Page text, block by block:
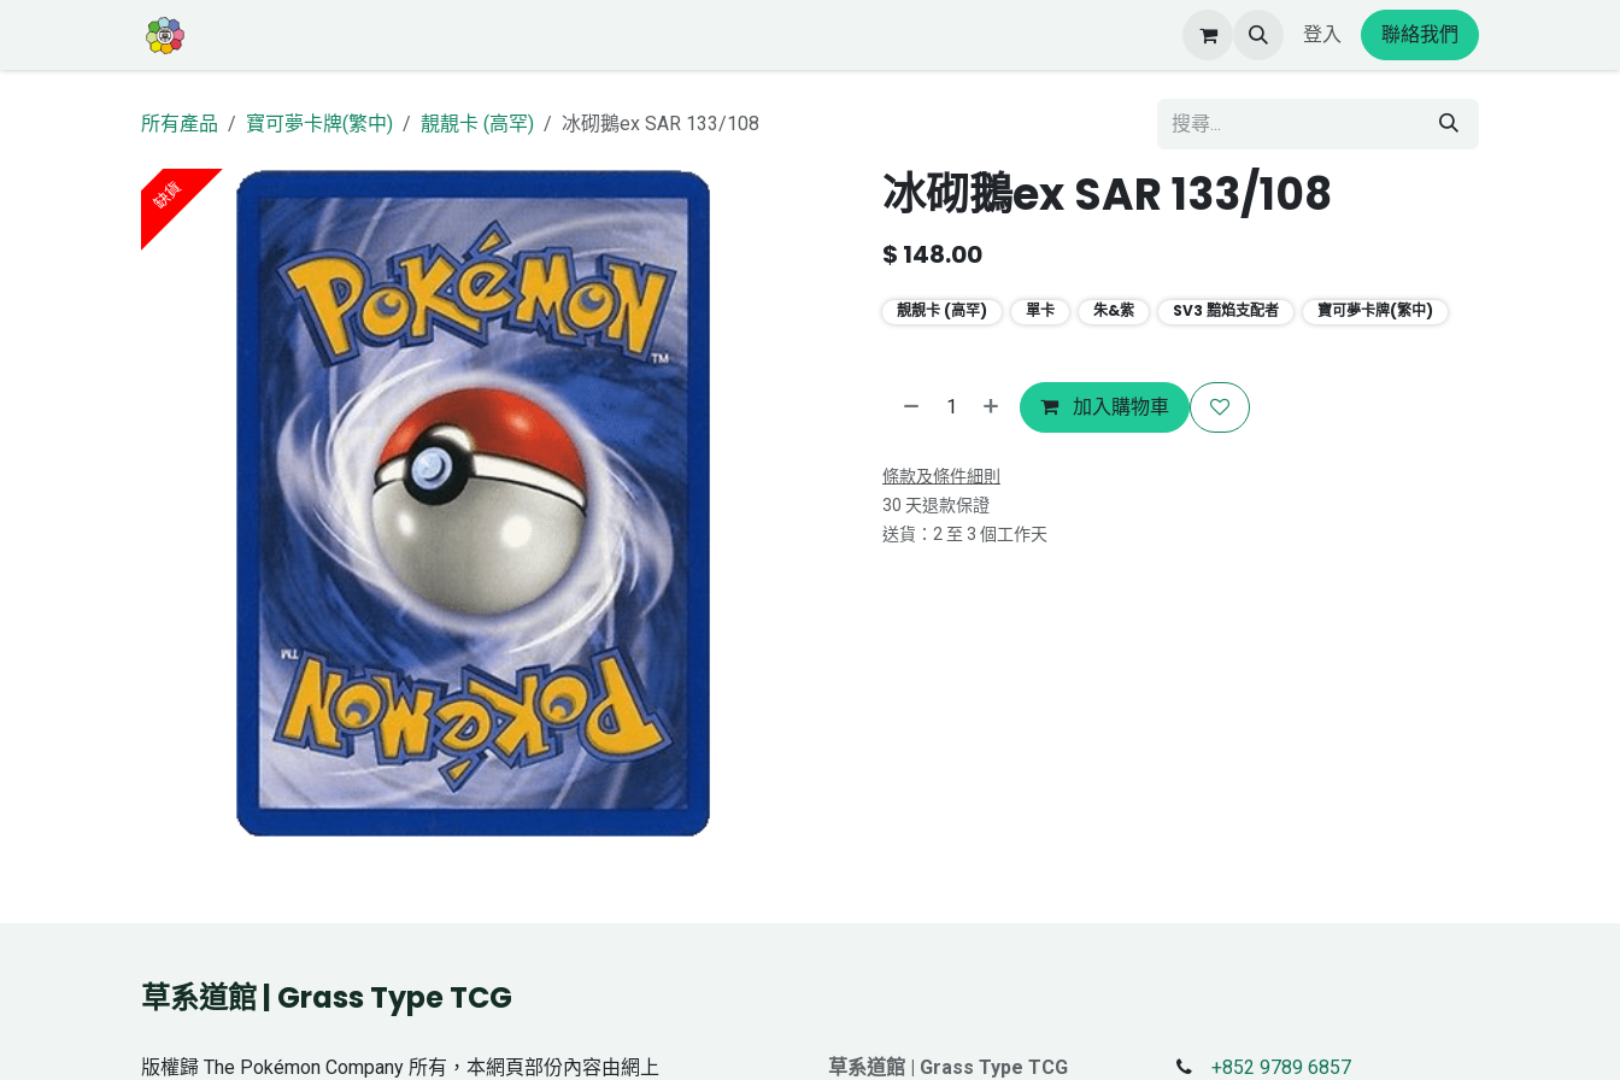
登入 聯絡我們
所有產品 寶可夢卡牌(繁中) 靚靚卡 (高罕) 冰砌鵝ex SAR 133/108
缺貨 冰砌鵝ex SAR 133/108
$ 148.00
靚靚卡 (高罕) 單卡 朱&紫 SV3 黯焰支配者 寶可夢卡牌(繁中)
加入購物車
條款及條件細則
30 天退款保證
送貨：2 至 3 個工作天
草系道館 | Grass Type TCG
版權歸 The Pokémon Company 所有，本網頁部份內容由網上 草系道館 | Grass Type TCG +852 9789 6857